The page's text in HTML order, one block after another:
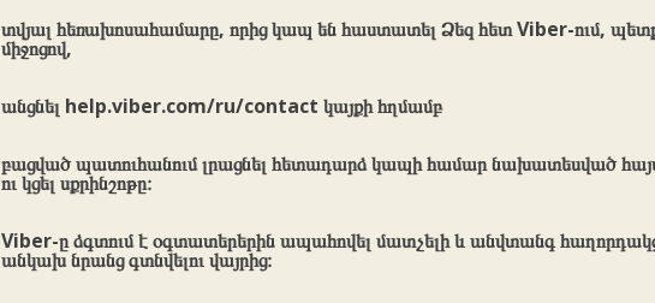
տվյալ հեռախոսահամարը, որից կապ են հաստատել Ձեզ հետ Viber-ում, պետք
միջոցով,
անցնել help.viber.com/ru/contact կայքի հղմամբ
բացված պատուհանում լրացնել հետադարձ կապի համար նախատեսված
ու կցել սքրինշոթը։
Viber-ը ձգտում է օգտատերերին ապահովել մատչելի և անվտանգ
անկախ նրանց գտնվելու վայրից։